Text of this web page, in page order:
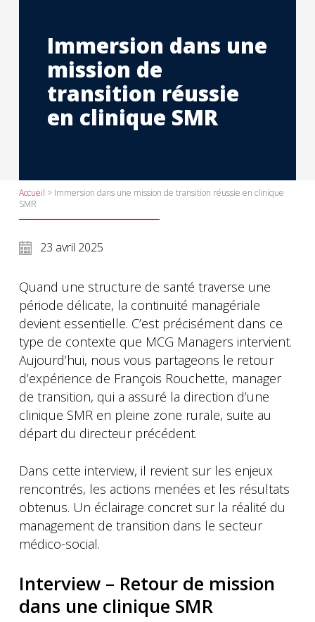
Immersion dans une
mission de
transition réussie
en clinique SMR
Accueil > Immersion dans une mission de transition réussie en clinique
SMR
23 avril 2025
Quand une structure de santé traverse une
période délicate, la continuité managériale
devient essentielle. C’est précisément dans ce
type de contexte que MCG Managers intervient.
Aujourd’hui, nous vous partageons le retour
d’expérience de François Rouchette, manager
de transition, qui a assuré la direction d’une
clinique SMR en pleine zone rurale, suite au
départ du directeur précédent.
Dans cette interview, il revient sur les enjeux
rencontrés, les actions menées et les résultats
obtenus. Un éclairage concret sur la réalité du
management de transition dans le secteur
médico-social.
Interview – Retour de mission
dans une clinique SMR